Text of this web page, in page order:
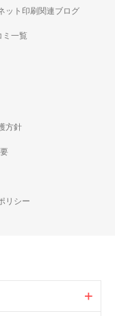
ット印刷関連ブログ
ミ一覧
方針
リシー